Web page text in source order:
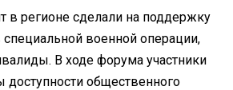
в регионе сделали на поддержку
специальной военной операции,
В ходе форума участники
доступности общественного